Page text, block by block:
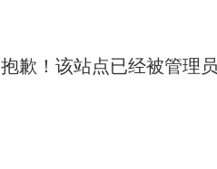
抱歉！该站点已经被管理